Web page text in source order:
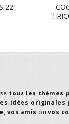
22
tous les thèmes
idées originales
, vos amis ou vos